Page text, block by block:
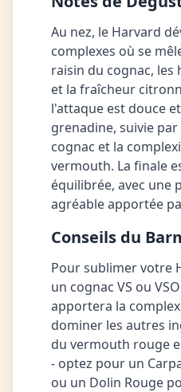
Au nez, le Harvard
complexes où se
raisin du cognac,
et la fraîcheur
l'attaque est douce
grenadine, suivie
cognac et la
vermouth. La finale
équilibrée, avec une
agréable apportée
Conseils du
Pour sublimer votre
un cognac VS ou
apportera la
dominer les autres
du vermouth rouge
- optez pour un
ou un Dolin Rouge